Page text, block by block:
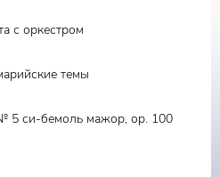
с оркестром
темы
си-бемоль мажор, op. 100